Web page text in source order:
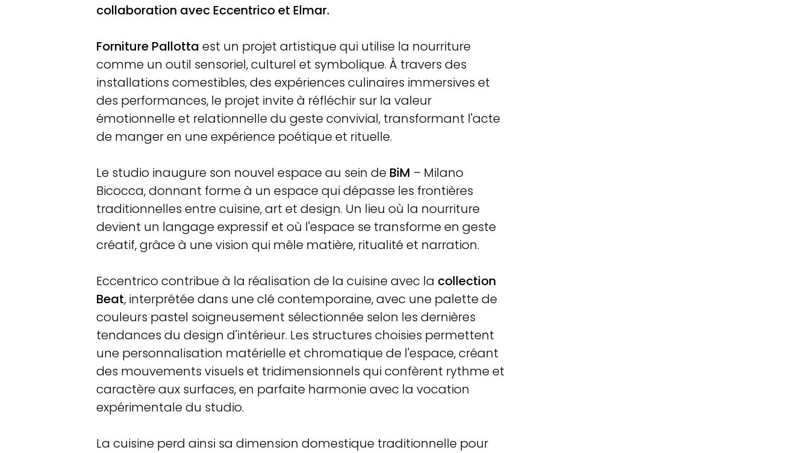
collaboration avec Eccentrico et Elmar.
Forniture Pallotta est un projet artistique qui utilise la nourriture
comme un outil sensoriel, culturel et symbolique. À travers des
installations comestibles, des expériences culinaires immersives et
des performances, le projet invite à réfléchir sur la valeur
émotionnelle et relationnelle du geste convivial, transformant l'acte
de manger en une expérience poétique et rituelle.
Le studio inaugure son nouvel espace au sein de BiM – Milano
Bicocca, donnant forme à un espace qui dépasse les frontières
traditionnelles entre cuisine, art et design. Un lieu où la nourriture
devient un langage expressif et où l'espace se transforme en geste
créatif, grâce à une vision qui mêle matière, ritualité et narration.
Eccentrico contribue à la réalisation de la cuisine avec la collection
Beat, interprétée dans une clé contemporaine, avec une palette de
couleurs pastel soigneusement sélectionnée selon les dernières
tendances du design d'intérieur. Les structures choisies permettent
une personnalisation matérielle et chromatique de l'espace, créant
des mouvements visuels et tridimensionnels qui confèrent rythme et
caractère aux surfaces, en parfaite harmonie avec la vocation
expérimentale du studio.
La cuisine perd ainsi sa dimension domestique traditionnelle pour